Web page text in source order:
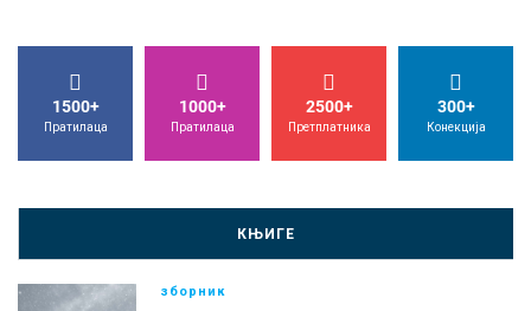
1500+
Пратилаца
1000+
Пратилаца
2500+
Претплатника
300+
Конекција
КЊИГЕ
зборник